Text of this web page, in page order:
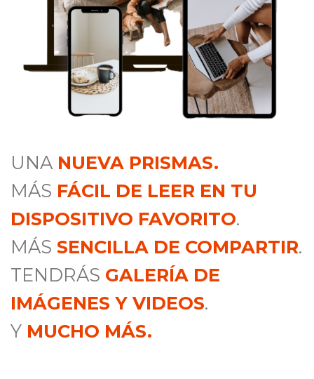
UNA NUEVA PRISMAS.
MÁS FÁCIL DE LEER EN TU
DISPOSITIVO FAVORITO.
MÁS SENCILLA DE COMPARTIR.
TENDRÁS GALERÍA DE
IMÁGENES Y VIDEOS.
Y MUCHO MÁS.